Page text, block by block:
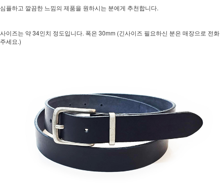
심플하고 깔끔한 느낌의 제품을 원하시는 분에게 추천합니다.
사이즈는 약 34인치 정도입니다. 폭은 30mm (긴사이즈 필요하신 분은 매장으로 전화
주세요.)